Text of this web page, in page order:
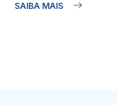
SAIBA MAIS